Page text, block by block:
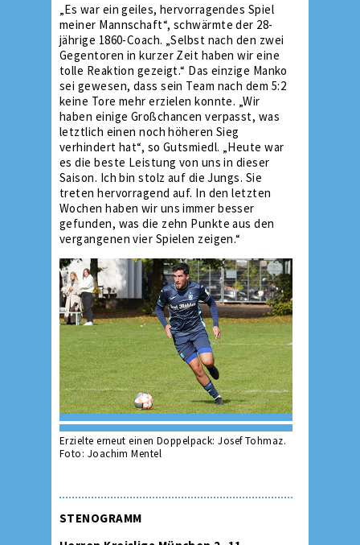
„Es war ein geiles, hervorragendes Spiel
meiner Mannschaft“, schwärmte der 28-
jährige 1860-Coach. „Selbst nach den zwei
Gegentoren in kurzer Zeit haben wir eine
tolle Reaktion gezeigt.“ Das einzige Manko
sei gewesen, dass sein Team nach dem 5:2
keine Tore mehr erzielen konnte. „Wir
haben einige Großchancen verpasst, was
letztlich einen noch höheren Sieg
verhindert hat“, so Gutsmiedl. „Heute war
es die beste Leistung von uns in dieser
Saison. Ich bin stolz auf die Jungs. Sie
treten hervorragend auf. In den letzten
Wochen haben wir uns immer besser
gefunden, was die zehn Punkte aus den
vergangenen vier Spielen zeigen.“
Erzielte erneut einen Doppelpack: Josef Tohmaz.
Foto: Joachim Mentel
STENOGRAMM